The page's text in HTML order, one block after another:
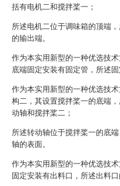
括有电机二和搅拌桨一；
所述电机二位于调味箱的顶端
的输出端。
作为本实用新型的一种优选技
底端固定安装有固定管，所述固
作为本实用新型的一种优选技
构二，其设置搅拌桨一的底端
动轴和搅拌桨二；
所述转动轴位于搅拌桨一的底
轴的表面。
作为本实用新型的一种优选技
固定安装有出料口，所述出料口